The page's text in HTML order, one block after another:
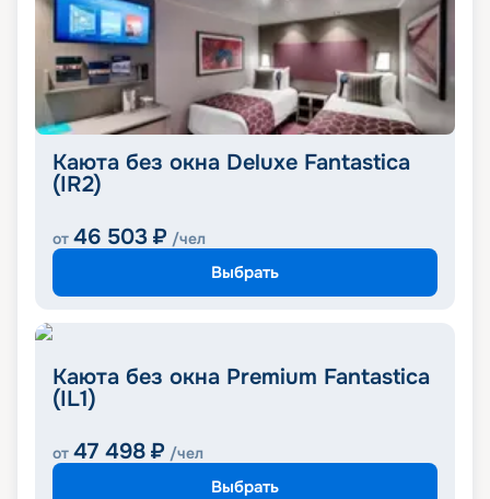
Каюта без окна Deluxe Fantastica
(IR2)
от 46 503 ₽ /чел
Выбрать
Каюта без окна Premium Fantastica
(IL1)
от 47 498 ₽ /чел
Выбрать